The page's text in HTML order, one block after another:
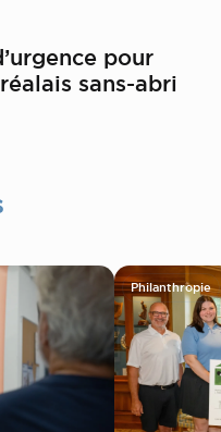
pour
sans-abri
Philanthropie